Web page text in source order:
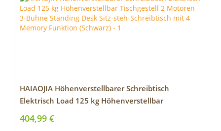
HAIAOJIA Höhenverstellbarer Schreibtisch
Elektrisch Load 125 kg Höhenverstellbar
Tischgestell 2 Motoren 3-Bühne Standing Desk
Sitz-steh-Schreibtisch mit 4 Memory Funktion
404,99 €